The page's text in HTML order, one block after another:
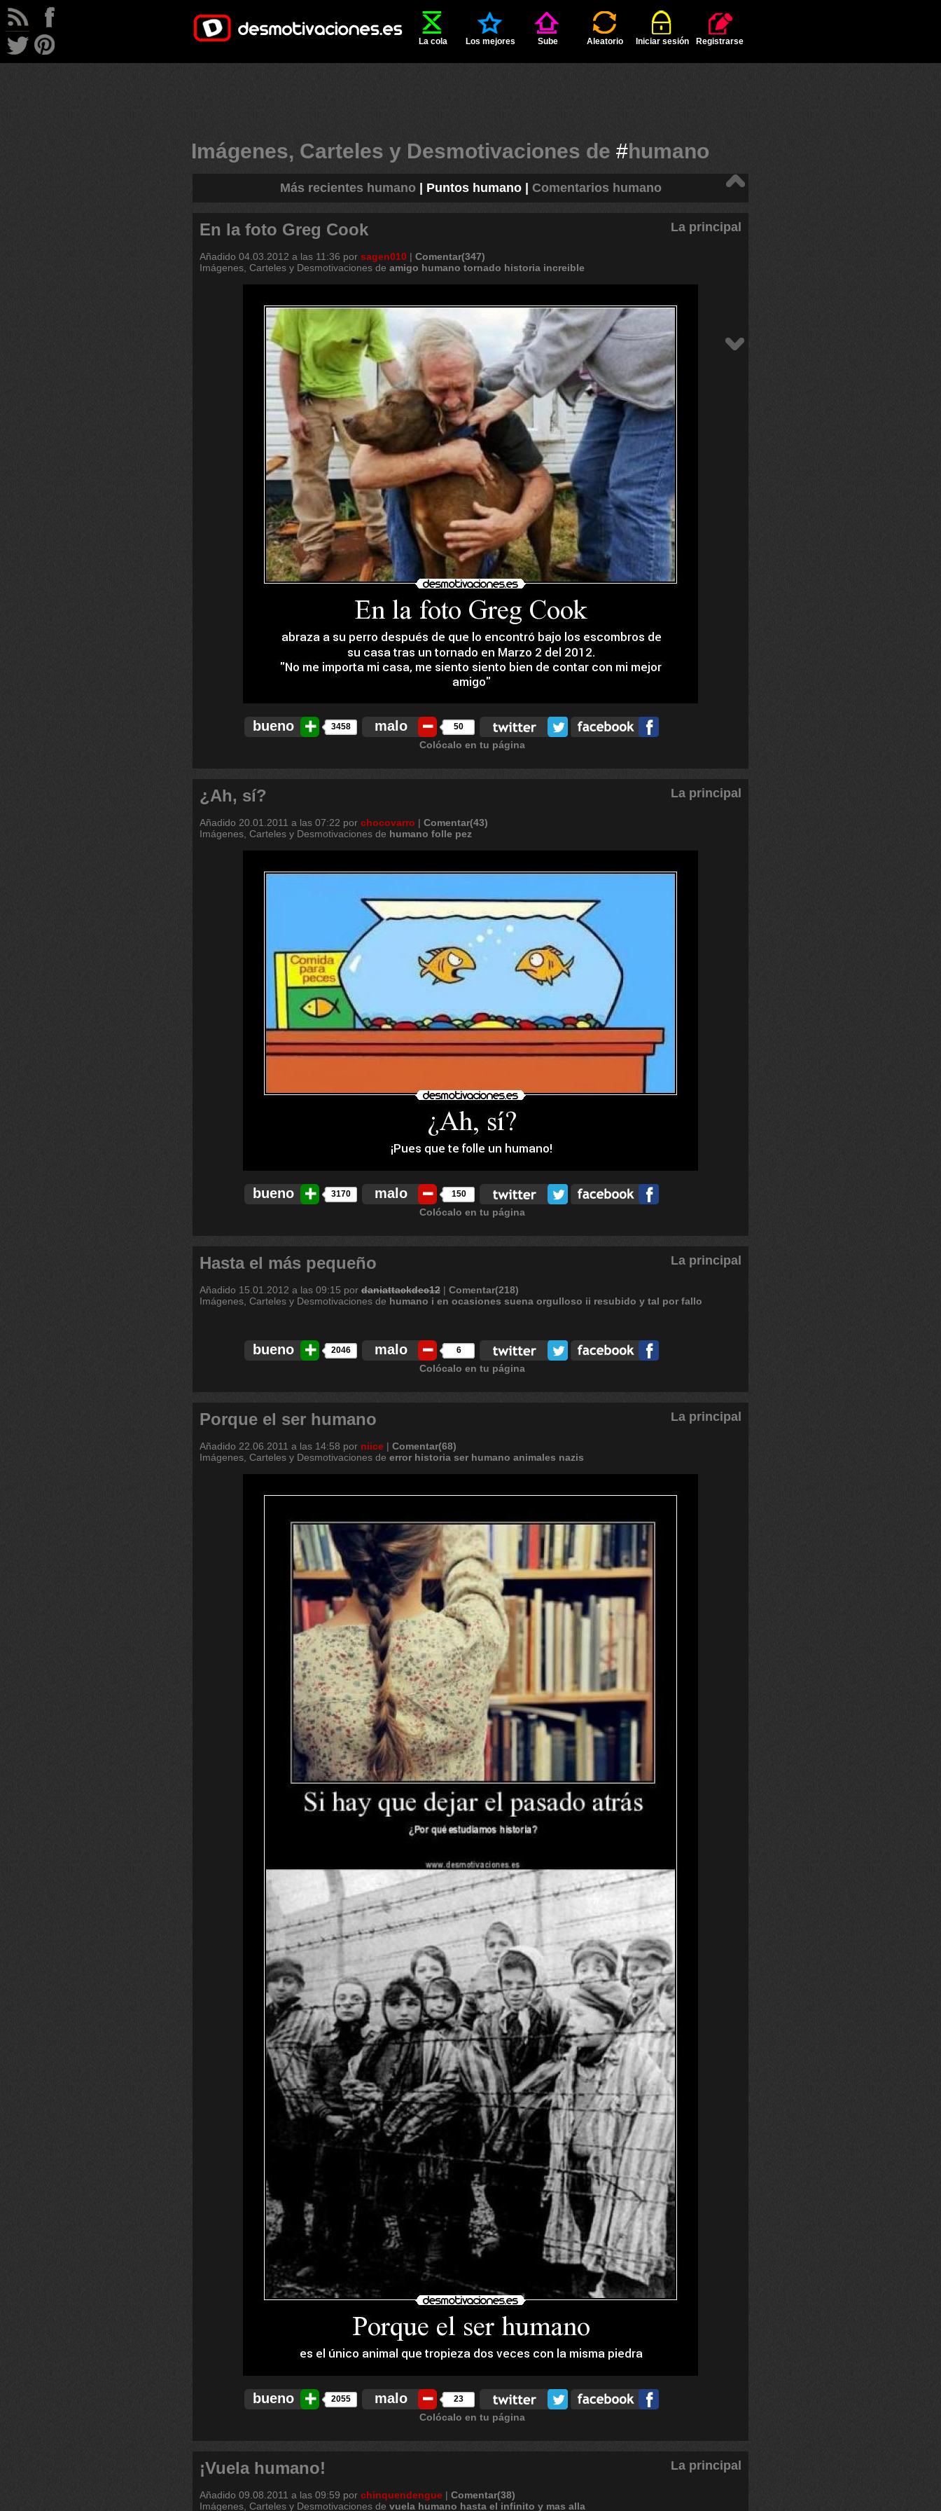
La cola Los mejores Sube Aleatorio Iniciar sesión Registrarse
Imágenes, Carteles y Desmotivaciones de #humano
Más recientes humano| Puntos humano| Comentarios humano
En la foto Greg Cook La principal
Añadido 04.03.2012 a las 11:36 por sagen010 | Comentar(347)
Imágenes, Carteles y Desmotivaciones de amigo humano tornado historia increible
bueno 3458 malo 50
Colócalo en tu página
¿Ah, sí? La principal
Añadido 20.01.2011 a las 07:22 por chocovarro | Comentar(43)
Imágenes, Carteles y Desmotivaciones de humano folle pez
bueno 3170 malo 150
Colócalo en tu página
Hasta el más pequeño La principal
Añadido 15.01.2012 a las 09:15 por daniattackdec12 | Comentar(218)
Imágenes, Carteles y Desmotivaciones de humano i en ocasiones suena orgulloso ii resubido y tal por fallo
bueno 2046 malo 6
Colócalo en tu página
Porque el ser humano La principal
Añadido 22.06.2011 a las 14:58 por niice | Comentar(68)
Imágenes, Carteles y Desmotivaciones de error historia ser humano animales nazis
bueno 2055 malo 23
Colócalo en tu página
¡Vuela humano! La principal
Añadido 09.08.2011 a las 09:59 por chinquendengue | Comentar(38)
Imágenes, Carteles y Desmotivaciones de vuela humano hasta el infinito y mas alla